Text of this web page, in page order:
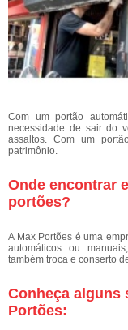
Com um portão
necessidade de sair do
assaltos. Com um
patrimônio.
Onde encontrar
portões?
A Max Portões é uma
automáticos ou
também troca e conserto
Conheça alguns
Portões: